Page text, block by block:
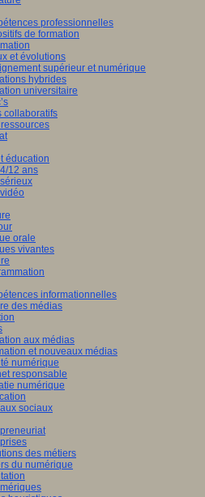
professionnelles
de formation
et évolutions
supérieur et numérique
hybrides
universitaire
collaboratifs
éducation
12 ans
orale
vivantes
informationnelles
des médias
aux médias
et nouveaux médias
numérique
responsable
numérique
sociaux
des métiers
du numérique